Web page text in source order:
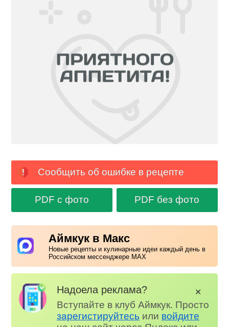
Сообщить об ошибке в рецепте
PDF с фото PDF без фото
Аймкук в Макс
Новые рецепты и кулинарные идеи каждый день в
Российском мессенджере MAX
Надоела реклама?
Вступайте в клуб Аймкук. Просто
зарегистируйтесь или войдите
✕